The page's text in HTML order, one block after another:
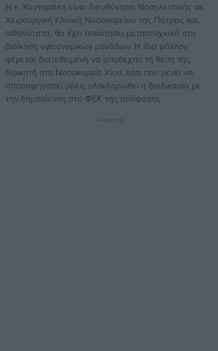
Η κ. Κανταράκη είναι διευθύντρια Νοσηλευτικής σε
Χειρουργική Κλινική Νοσοκομείου της Πάτρας και,
πιθανότατα, θα έχει αποκτήσει μεταπτυχιακό στη
διοίκηση υγειονομικών μονάδων. Η ίδια μάλλον
φέρεται διατεθειμένη να αποδεχτεί τη θέση της
διοικητή στο Νοσοκομείο Χίου, κάτι που μένει να
αποσαφηνιστεί μόλις ολοκληρωθεί η διαδικασία με
την δημοσίευση στο ΦΕΚ της απόφασης.
Διαφήμιση